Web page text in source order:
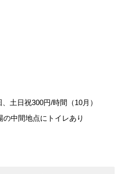
土日祝300円/時間（10月）
中間地点にトイレあり